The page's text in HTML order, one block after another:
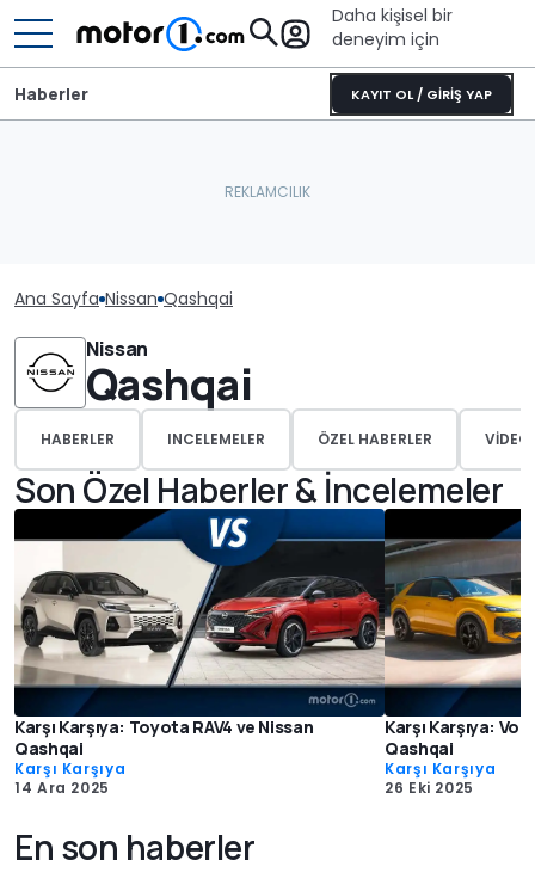
Daha kişisel bir
deneyim için
KAYIT OL / GİRİŞ YAP
Haberler
Ana Sayfa Nissan Qashqai
Nissan
Qashqai
HABERLER INCELEMELER ÖZEL HABERLER
Son Özel Haberler & İncelemeler
Karşı Karşıya: Toyota RAV4 ve Nissan
Qashqai
Karşı Karşıya
14 Ara 2025
Karşı Karşıya:
Qashqai
Karşı Karşıya
26 Eki 2025
En son haberler